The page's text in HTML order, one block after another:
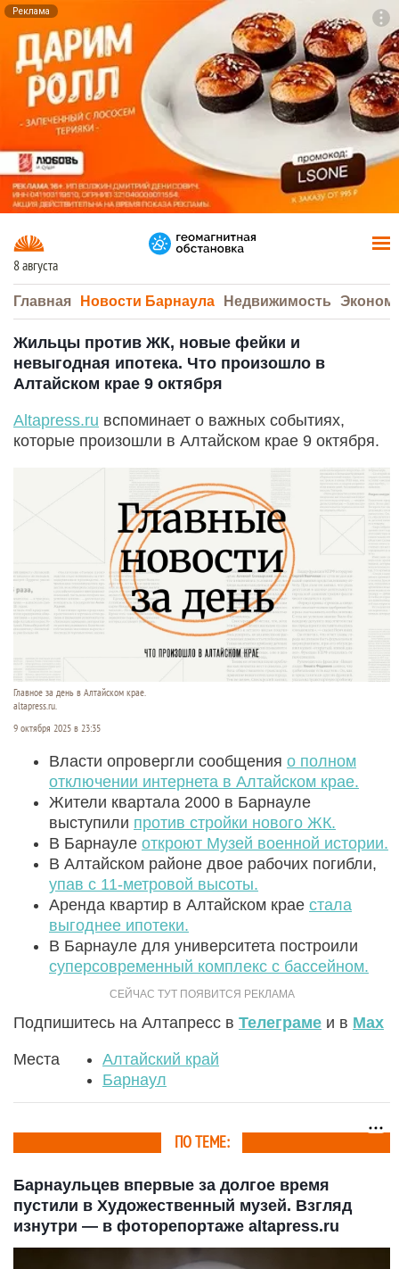
Реклама
8 августа
Главная Новости Барнаула Недвижимость
Жильцы против ЖК, новые фейки и
невыгодная ипотека. Что произошло в
Алтайском крае 9 октября
Altapress.ru вспоминает о важных событиях,
которые произошли в Алтайском крае 9 октября.
Главное за день в Алтайском крае.
altapress.ru.
9 октября 2025 в 23:35
Власти опровергли сообщения о полном
отключении интернета в Алтайском крае.
Жители квартала 2000 в Барнауле
выступили против стройки нового ЖК.
В Барнауле откроют Музей военной истории.
В Алтайском районе двое рабочих погибли,
упав с 11-метровой высоты.
Аренда квартир в Алтайском крае стала
выгоднее ипотеки.
В Барнауле для университета построили
суперсовременный комплекс с бассейном.
Подпишитесь на Алтапресс в Телеграме и в Max
Места
Алтайский край
Барнаул
ПО ТЕМЕ:
Барнаульцев впервые за долгое время
пустили в Художественный музей. Взгляд
изнутри — в фоторепортаже altapress.ru